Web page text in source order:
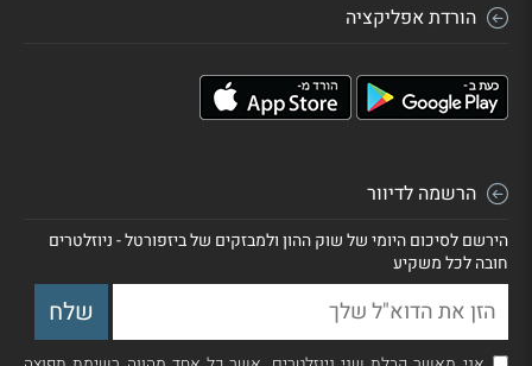
הורדת אפליקציה
הרשמה לדיוור
הירשם לסיכום היומי של שוק ההון ולמבזקים של ביזפורטל - ניוזלטרים
חובה לכל משקיע